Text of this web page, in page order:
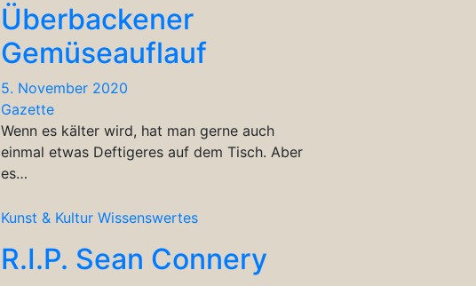
Überbackener
Gemüseauflauf
5. November 2020
Gazette
Wenn es kälter wird, hat man gerne auch
einmal etwas Deftigeres auf dem Tisch. Aber
es…
Kunst & Kultur Wissenswertes
R.I.P. Sean Connery